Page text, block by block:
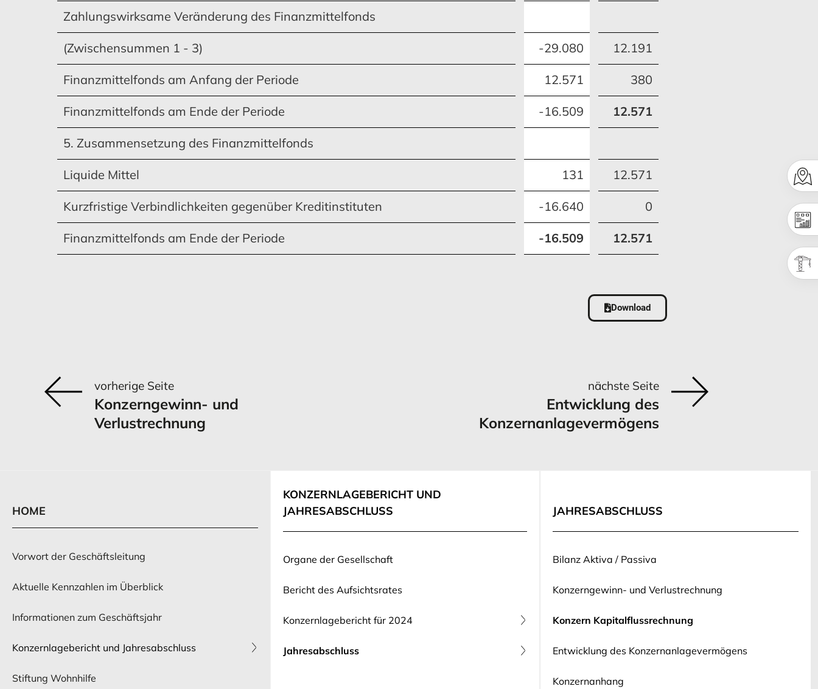
Zahlungswirksame Veränderung des Finanzmittelfonds
(Zwischensummen 1 - 3) -29.080 12.191
Finanzmittelfonds am Anfang der Periode 12.571 380
Finanzmittelfonds am Ende der Periode -16.509 12.571
5. Zusammensetzung des Finanzmittelfonds
Liquide Mittel 131 12.571
Kurzfristige Verbindlichkeiten gegenüber Kreditinstituten -16.640 0
Finanzmittelfonds am Ende der Periode -16.509 12.571
Download
vorherige Seite
Konzerngewinn- und
Verlustrechnung
nächste Seite
Entwicklung des
Konzernanlagevermögens
HOME
Vorwort der Geschäftsleitung
Aktuelle Kennzahlen im Überblick
Informationen zum Geschäftsjahr
Konzernlagebericht und Jahresabschluss
KONZERNLAGEBERICHT UND
JAHRESABSCHLUSS
Organe der Gesellschaft
Bericht des Aufsichtsrates
Konzernlagebericht für 2024
Jahresabschluss
JAHRESABSCHLUSS
Bilanz Aktiva / Passiva
Konzerngewinn- und Verlustrechnung
Konzern Kapitalflussrechnung
Entwicklung des Konzernanlagevermögens
Konzernanhang
Stiftung Wohnhilfe